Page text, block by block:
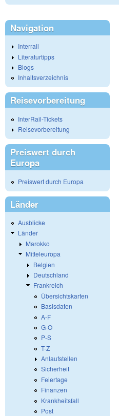
Navigation
Interrail
Literaturtipps
Blogs
Inhaltsverzeichnis
Reisevorbereitung
InterRail-Tickets
Reisevorbereitung
Preiswert durch
Europa
Preiswert durch Europa
Länder
Ausblicke
Länder
Marokko
Mitteleuropa
Belgien
Deutschland
Frankreich
Übersichtskarten
Basisdaten
A-F
G-O
P-S
T-Z
Anlaufstellen
Sicherheit
Feiertage
Finanzen
Krankheitsfall
Post